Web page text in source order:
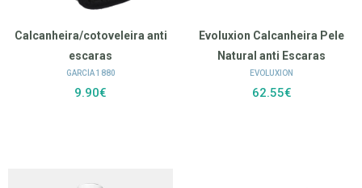
Calcanheira/cotoveleira anti
escaras
GARCÍA 1880
9.90€
Evoluxion Calcanheira Pele
Natural anti Escaras
EVOLUXION
62.55€